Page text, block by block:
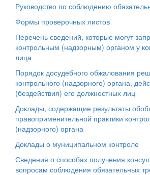
Руководство по соблюдению
Формы проверочных листов
Перечень сведений, которые могут
контрольным (надзорным) органом у
лица
Порядок досудебного обжалования
контрольного (надзорного) органа,
(бездействия) его должностных лиц
Доклады, содержащие результаты
правоприменительной практики
(надзорного) органа
Доклады о муниципальном контроле
Сведения о способах получения
вопросам соблюдения обязательных